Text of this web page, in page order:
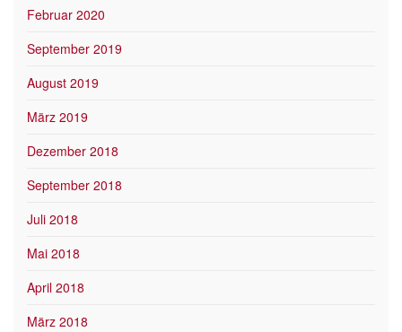
Februar 2020
September 2019
August 2019
März 2019
Dezember 2018
September 2018
Juli 2018
Mai 2018
April 2018
März 2018